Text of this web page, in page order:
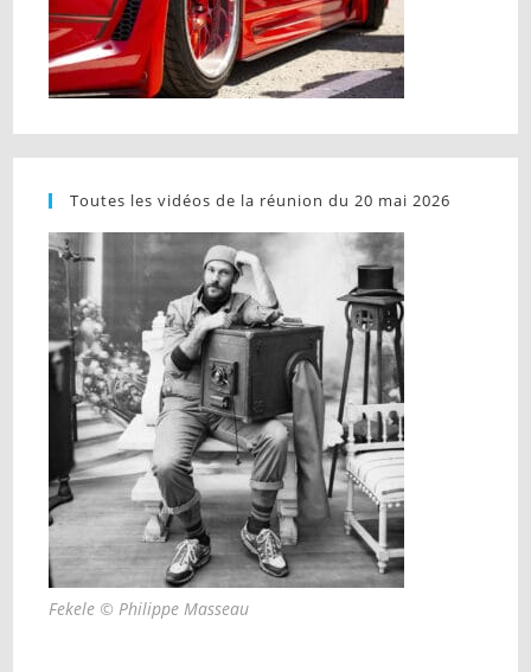
Toutes les vidéos de la réunion du 20 mai 2026
Fekele © Philippe Masseau